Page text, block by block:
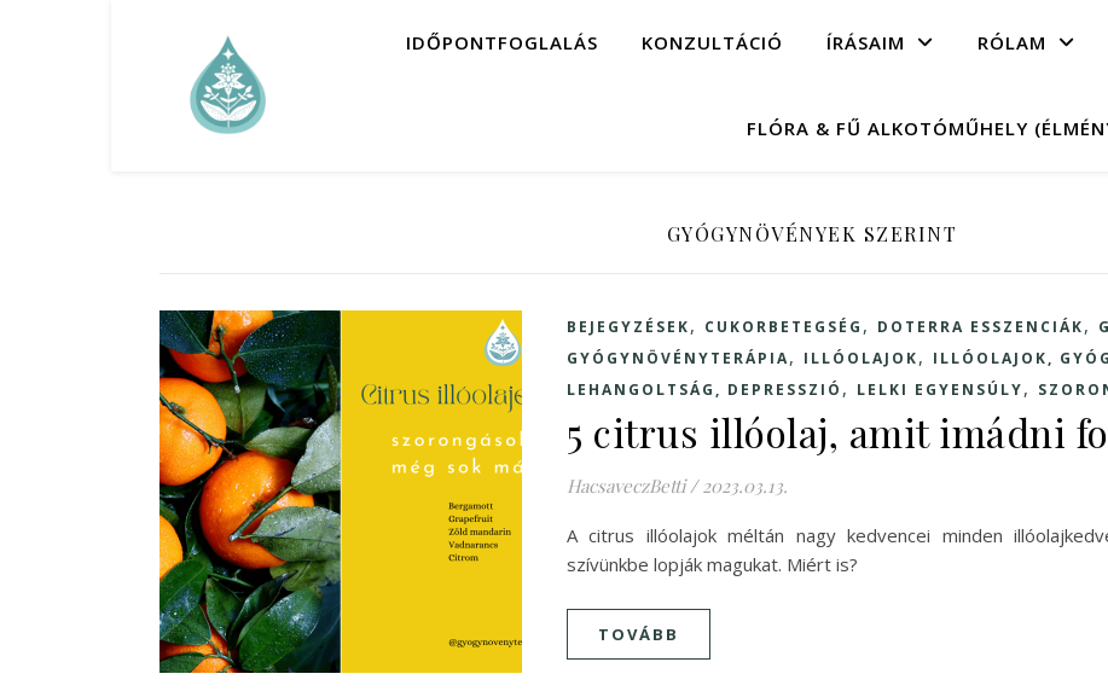
IDŐPONTFOGLALÁS KONZULTÁCIÓ ÍRÁSAIM RÓLAM
FLÓRA & FŰ ALKOTÓMŰHELY
GYÓGYNÖVÉNYEK SZERINT
BEJEGYZÉSEK, CUKORBETEGSÉG , DOTERRA ESSZENCIÁK,
GYÓGYNÖVÉNYTERÁPIA, ILLÓOLAJOK, ILLÓOLAJOK,
LEHANGOLTSÁG, DEPRESSZIÓ , LELKI EGYENSÚLY,
5 citrus illóolaj, amit imádni
HacsaveczBetti / 2023.03.13.
A citrus illóolajok méltán nagy kedvencei minden
szívünkbe lopják magukat. Miért is?
TOVÁBB